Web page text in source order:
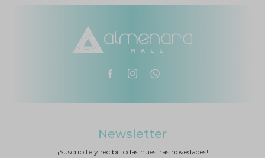
  
Newsletter
¡Suscribite y recibí todas nuestras novedades!